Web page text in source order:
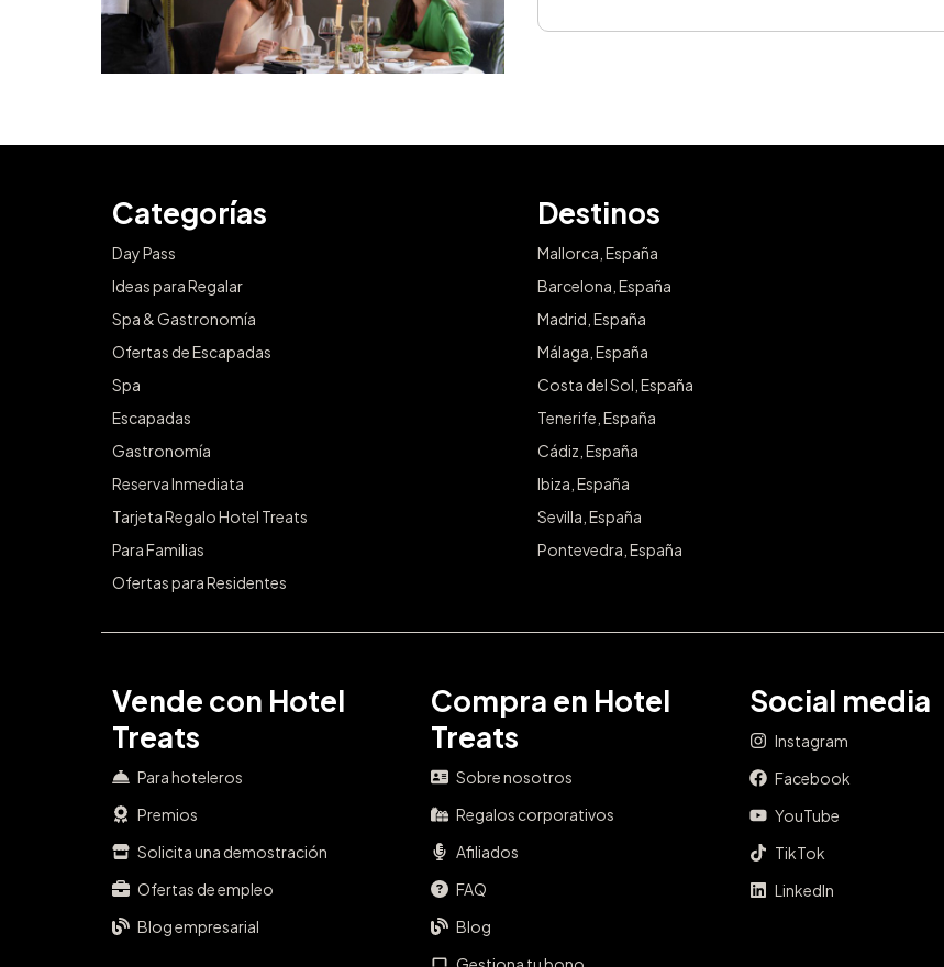
Categorías
Day Pass
Ideas para Regalar
Spa & Gastronomía
Ofertas de Escapadas
Spa
Escapadas
Gastronomía
Reserva Inmediata
Tarjeta Regalo Hotel Treats
Para Familias
Ofertas para Residentes
Destinos
Mallorca, España
Barcelona, España
Madrid, España
Málaga, España
Costa del Sol, España
Tenerife, España
Cádiz, España
Ibiza, España
Sevilla, España
Pontevedra, España
Vende con Hotel
Treats
Para hoteleros
Premios
Solicita una demostración
Ofertas de empleo
Blog empresarial
Compra en Hotel
Treats
Sobre nosotros
Regalos corporativos
Afiliados
FAQ
Blog
Social media
Instagram
Facebook
YouTube
TikTok
LinkedIn